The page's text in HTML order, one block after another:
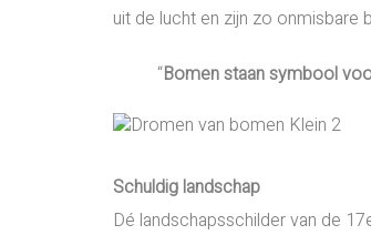
uit de lucht en zijn zo onmisbare
“Bomen staan symbool
Schuldig landschap
Dé landschapsschilder van de